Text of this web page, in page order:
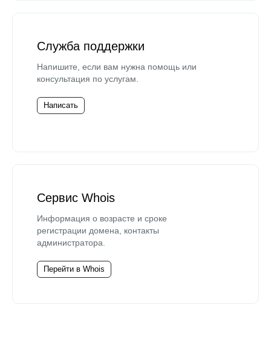
Служба поддержки
Напишите, если вам нужна помощь или
консультация по услугам.
Написать
Сервис Whois
Информация о возрасте и сроке
регистрации домена, контакты
администратора.
Перейти в Whois